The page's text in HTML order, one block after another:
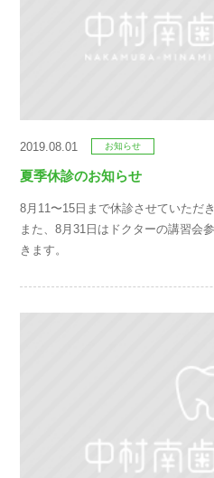
2019.08.01 お知らせ
夏季休診のお知らせ
8月11〜15日まで休診させていただき
また、8月31日はドクターの講習会
きます。